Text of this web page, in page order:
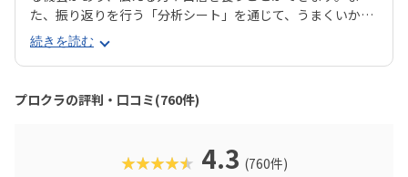
た、振り返りを行う「分析シート」を通じて、うまくいかな
かった点をどう改善するかを考える習慣が身に付くのも特徴
です。さらに、講師は子どもたちの答えを引き出すコーチン
グ型指導を採用。自分で考え、解決する力を育みます。全国
600以上の教室で展開され、初めてでも安心して参加できる
無料体験も実施中。遊びながら未来につながる力を育てられ
続きを読む
プロクラの評判・口コミ(760件)
★★★★★ 4.3 (760件)